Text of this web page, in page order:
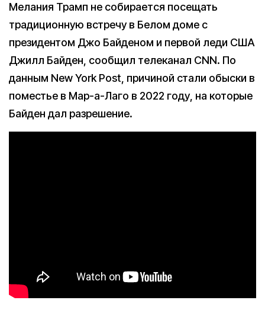
Мелания Трамп не собирается посещать
традиционную встречу в Белом доме с
президентом Джо Байденом и первой леди США
Джилл Байден, сообщил телеканал CNN. По
данным New York Post, причиной стали обыски в
поместье в Мар-а-Лаго в 2022 году, на которые
Байден дал разрешение.